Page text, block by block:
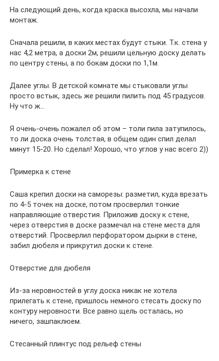
На следующий день, когда краска высохла, мы начали
монтаж.
Сначала решили, в каких местах будут стыки. Т.к. стена у
нас 4,2 метра, а доски 2м, решили цельную доску делать
по центру стены, а по бокам доски по 1,1м.
Далее углы. В детской комнате мы стыковали углы
просто встык, здесь же решили пилить под 45 градусов.
Ну что ж…
Я очень-очень пожалел об этом – толи пила затупилось,
то ли доска очень толстая, в общем один спил делал
минут 15-20. Но сделал! Хорошо, что углов у нас всего 2))
Примерка к стене
Саша крепил доски на саморезы: разметил, куда врезать
по 4-5 точек на доске, потом просверлил тонкие
направляющие отверстия. Приложив доску к стене,
через отверстия в доске размечал на стене места для
отверстий. Просверлил перфоратором дырки в стене,
забил дюбеля и прикрутил доски к стене.
Отверстие для дюбеля
Из-за неровностей в углу доска никак не хотела
прилегать к стене, пришлось немного стесать доску по
контуру неровности. Все равно щель осталась, но
ничего, зашпаклюем.
Стесанный плинтус под рельеф стены